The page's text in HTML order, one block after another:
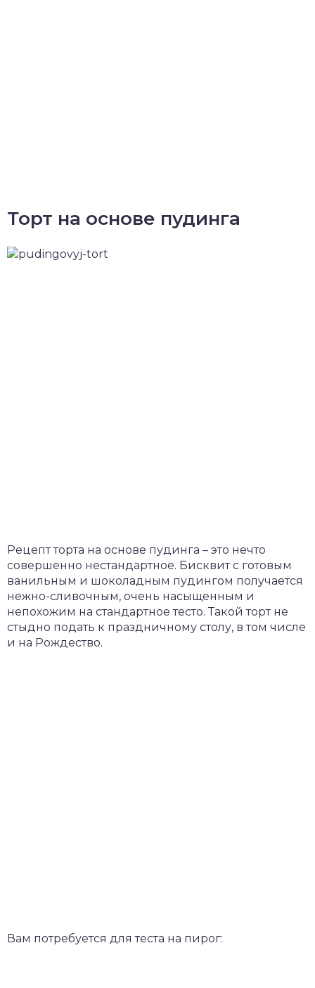
Торт на основе пудинга
Рецепт торта на основе пудинга – это нечто
совершенно нестандартное. Бисквит с готовым
ванильным и шоколадным пудингом получается
нежно-сливочным, очень насыщенным и
непохожим на стандартное тесто. Такой торт не
стыдно подать к праздничному столу, в том числе
и на Рождество.
Вам потребуется для теста на пирог: